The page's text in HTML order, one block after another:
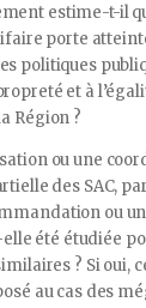
estime-t-il
porte
politiques
et à
Région ?
ou une
des SAC,
ou
été étudiée
? Si oui,
au cas des